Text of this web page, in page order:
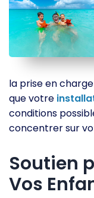
la prise en
que votre
conditions
concentrer sur
Soutien
Vos